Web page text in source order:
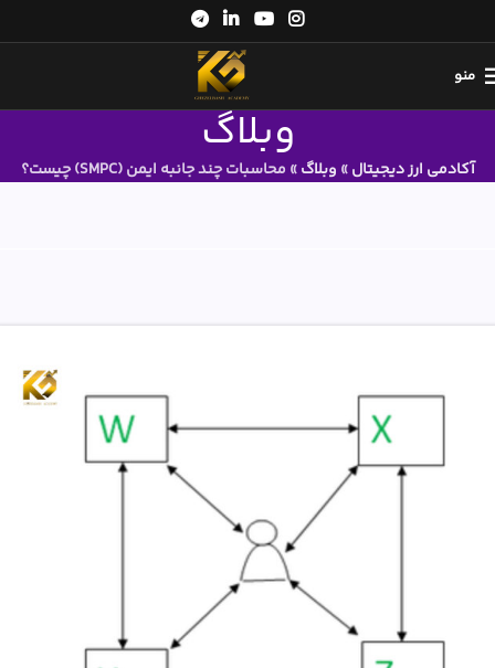
منو
وبلاگ
آکادمی ارز دیجیتال» وبلاگ» محاسبات چند جانبه ایمن (SMPC) چیست؟